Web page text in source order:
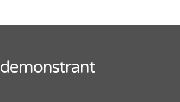
demonstrant